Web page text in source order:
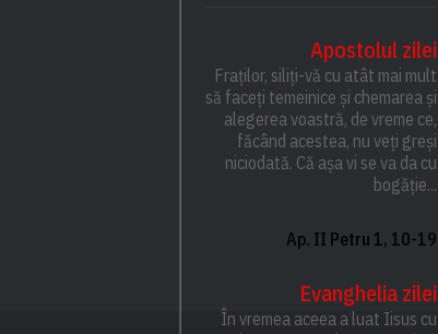
Apostolul zilei
Fraților, siliți-vă cu atât mai mult
să faceți temeinice și chemarea și
alegerea voastră, de vreme ce,
făcând acestea, nu veți greși
niciodată. Că așa vi se va da cu
bogăție...
Ap. II Petru 1, 10-19
Evanghelia zilei
În vremea aceea a luat Iisus cu